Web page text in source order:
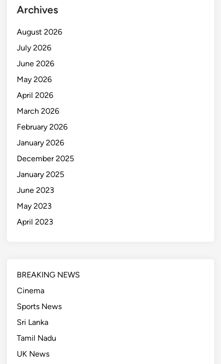
Archives
August 2026
July 2026
June 2026
May 2026
April 2026
March 2026
February 2026
January 2026
December 2025
January 2025
June 2023
May 2023
April 2023
BREAKING NEWS
Cinema
Sports News
Sri Lanka
Tamil Nadu
UK News